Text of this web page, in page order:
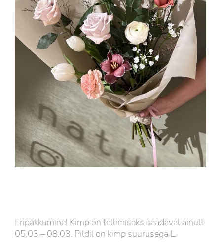
Eripakkumine! Kimp on tellimiseks saadaval ainult
05.03 – 08.03. Pildil on kimp suurusega L.